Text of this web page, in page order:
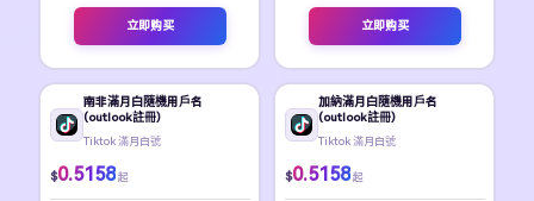
立即购买 立即购买
南非滿月白隨機用戶名
(outlook註冊)
Tiktok 滿月白號
$0.5158 起
加納滿月白隨機用戶名
(outlook註冊)
Tiktok 滿月白號
$0.5158 起